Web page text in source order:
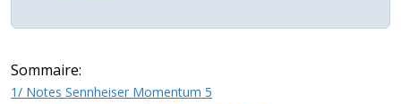
Sommaire:
1/ Notes Sennheiser Momentum 5